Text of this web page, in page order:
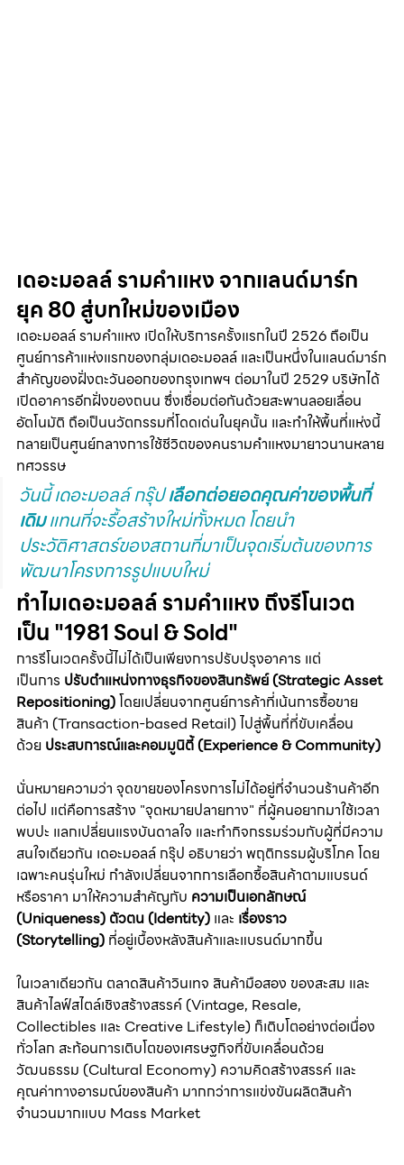
เดอะมอลล์ รามคำแหง จากแลนด์มาร์ก
ยุค 80 สู่บทใหม่ของเมือง
เดอะมอลล์ รามคำแหง เปิดให้บริการครั้งแรกในปี 2526 ถือเป็น
ศูนย์การค้าแห่งแรกของกลุ่มเดอะมอลล์ และเป็นหนึ่งในแลนด์มาร์ก
สำคัญของฝั่งตะวันออกของกรุงเทพฯ ต่อมาในปี 2529 บริษัทได้
เปิดอาคารอีกฝั่งของถนน ซึ่งเชื่อมต่อกันด้วยสะพานลอยเลื่อน
อัตโนมัติ ถือเป็นนวัตกรรมที่โดดเด่นในยุคนั้น และทำให้พื้นที่แห่งนี้
กลายเป็นศูนย์กลางการใช้ชีวิตของคนรามคำแหงมายาวนานหลาย
ทศวรรษ
วันนี้ เดอะมอลล์ กรุ๊ป เลือกต่อยอดคุณค่าของพื้นที่
เดิม แทนที่จะรื้อสร้างใหม่ทั้งหมด โดยนำ
ประวัติศาสตร์ของสถานที่มาเป็นจุดเริ่มต้นของการ
พัฒนาโครงการรูปแบบใหม่
ทำไมเดอะมอลล์ รามคำแหง ถึงรีโนเวต
เป็น "1981 Soul & Sold"
การรีโนเวตครั้งนี้ไม่ได้เป็นเพียงการปรับปรุงอาคาร แต่
เป็นการ ปรับตำแหน่งทางธุรกิจของสินทรัพย์ (Strategic Asset
Repositioning) โดยเปลี่ยนจากศูนย์การค้าที่เน้นการซื้อขาย
สินค้า (Transaction-based Retail) ไปสู่พื้นที่ที่ขับเคลื่อน
ด้วย ประสบการณ์และคอมมูนิตี้ (Experience & Community)
นั่นหมายความว่า จุดขายของโครงการไม่ได้อยู่ที่จำนวนร้านค้าอีก
ต่อไป แต่คือการสร้าง "จุดหมายปลายทาง" ที่ผู้คนอยากมาใช้เวลา
พบปะ แลกเปลี่ยนแรงบันดาลใจ และทำกิจกรรมร่วมกับผู้ที่มีความ
สนใจเดียวกัน เดอะมอลล์ กรุ๊ป อธิบายว่า พฤติกรรมผู้บริโภค โดย
เฉพาะคนรุ่นใหม่ กำลังเปลี่ยนจากการเลือกซื้อสินค้าตามแบรนด์
หรือราคา มาให้ความสำคัญกับ ความเป็นเอกลักษณ์
(Uniqueness) ตัวตน (Identity) และ เรื่องราว
(Storytelling) ที่อยู่เบื้องหลังสินค้าและแบรนด์มากขึ้น
ในเวลาเดียวกัน ตลาดสินค้าวินเทจ สินค้ามือสอง ของสะสม และ
สินค้าไลฟ์สไตล์เชิงสร้างสรรค์ (Vintage, Resale,
Collectibles และ Creative Lifestyle) ก็เติบโตอย่างต่อเนื่อง
ทั่วโลก สะท้อนการเติบโตของเศรษฐกิจที่ขับเคลื่อนด้วย
วัฒนธรรม (Cultural Economy) ความคิดสร้างสรรค์ และ
คุณค่าทางอารมณ์ของสินค้า มากกว่าการแข่งขันผลิตสินค้า
จำนวนมากแบบ Mass Market